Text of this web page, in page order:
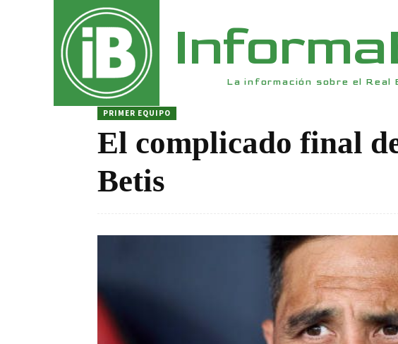
La información sobre el Real
PRIMER EQUIPO
El complicado final
Betis